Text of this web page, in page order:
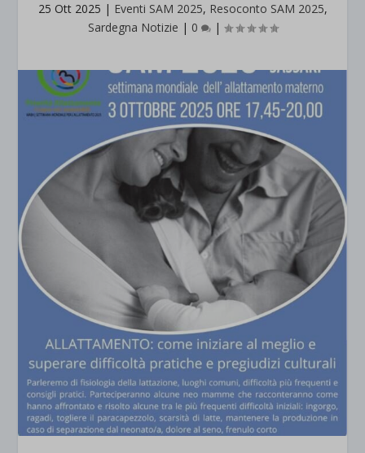
25 Ott 2025 | Eventi SAM 2025, Resoconto SAM 2025,
Sardegna Notizie | 0 |